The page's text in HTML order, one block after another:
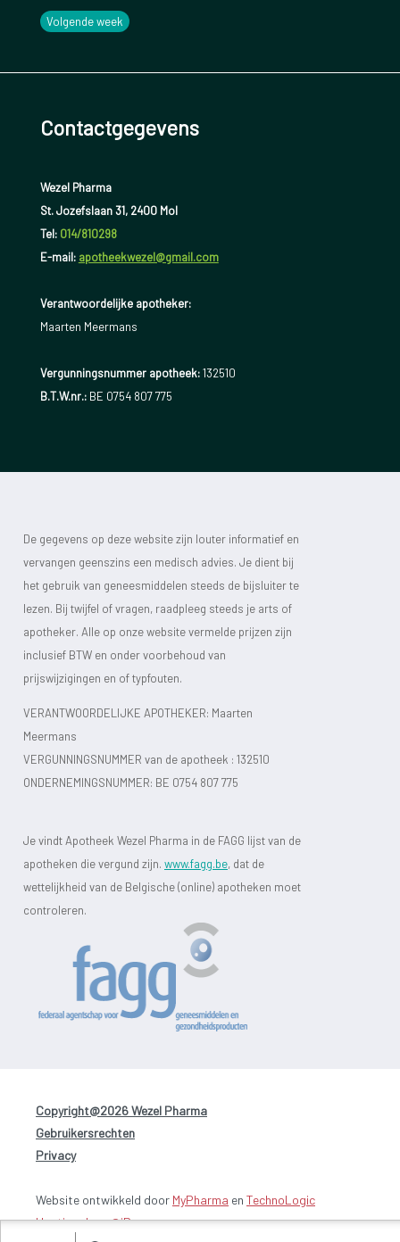
Volgende week
Contactgegevens
Wezel Pharma
St. Jozefslaan 31, 2400 Mol
Tel: 014/810298
E-mail: apotheekwezel@gmail.com
Verantwoordelijke apotheker:
Maarten Meermans
Vergunningsnummer apotheek:132510
B.T.W.nr.:BE 0754 807 775
De gegevens op deze website zijn louter informatief en
vervangen geenszins een medisch advies. Je dient bij
het gebruik van geneesmiddelen steeds de bijsluiter te
lezen. Bij twijfel of vragen, raadpleeg steeds je arts of
apotheker. Alle op onze website vermelde prijzen zijn
inclusief BTW en onder voorbehoud van
prijswijzigingen en of typfouten.
VERANTWOORDELIJKE APOTHEKER: Maarten
Meermans
VERGUNNINGSNUMMER van de apotheek : 132510
ONDERNEMINGSNUMMER: BE 0754 807 775
Je vindt Apotheek Wezel Pharma in de FAGG lijst van de
apotheken die vergund zijn. www.fagg.be, dat de
wettelijkheid van de Belgische (online) apotheken moet
controleren.
Copyright@2026 Wezel Pharma
Gebruikersrechten
Privacy
Website ontwikkeld door MyPharma en TechnoLogic
Hosting door @iPower